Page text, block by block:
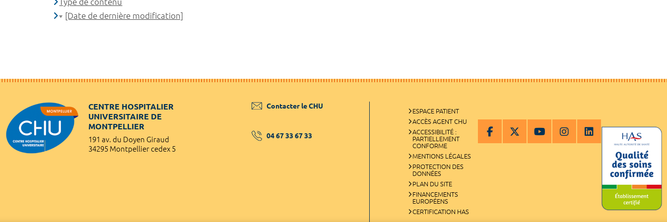
[Date de dernière modification]
CENTRE HOSPITALIER
UNIVERSITAIRE DE
MONTPELLIER
191 av. du Doyen Giraud
34295 Montpellier cedex 5
Contacter le CHU
04 67 33 67 33
ESPACE PATIENT
ACCÈS AGENT CHU
ACCESSIBILITÉ :
PARTIELLEMENT
CONFORME
MENTIONS LÉGALES
PROTECTION DES
DONNÉES
PLAN DU SITE
FINANCEMENTS
EUROPÉENS
CERTIFICATION HAS